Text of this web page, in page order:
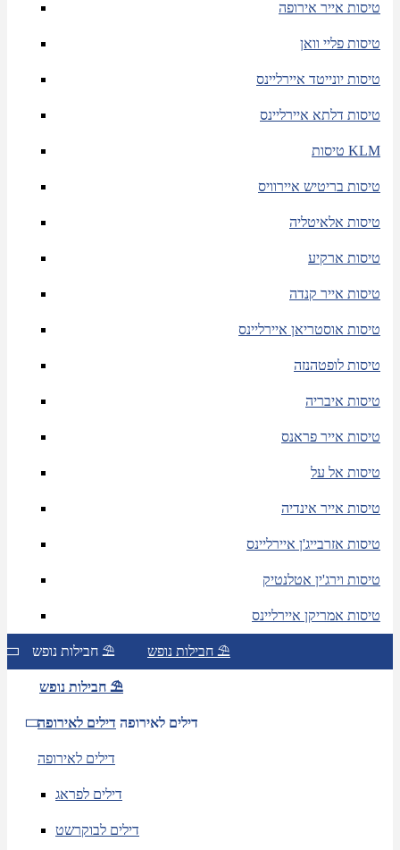
טיסות אייר אירופה
טיסות פליי וואן
טיסות יונייטד איירליינס
טיסות דלתא איירליינס
טיסות KLM
טיסות בריטיש איירוויס
טיסות אלאיטליה
טיסות ארקיע
טיסות אייר קנדה
טיסות אוסטריאן איירליינס
טיסות לופטהנזה
טיסות איבריה
טיסות אייר פראנס
טיסות אל על
טיסות אייר אינדיה
טיסות אזרבייג'ן איירליינס
טיסות וירג'ין אטלנטיק
טיסות אמריקן איירליינס
חבילות נופש ⛱ חבילות נופש ⛱
חבילות נופש ⛱
דילים לאירופה דילים לאירופה
דילים לאירופה
דילים לפראג
דילים לבוקרשט